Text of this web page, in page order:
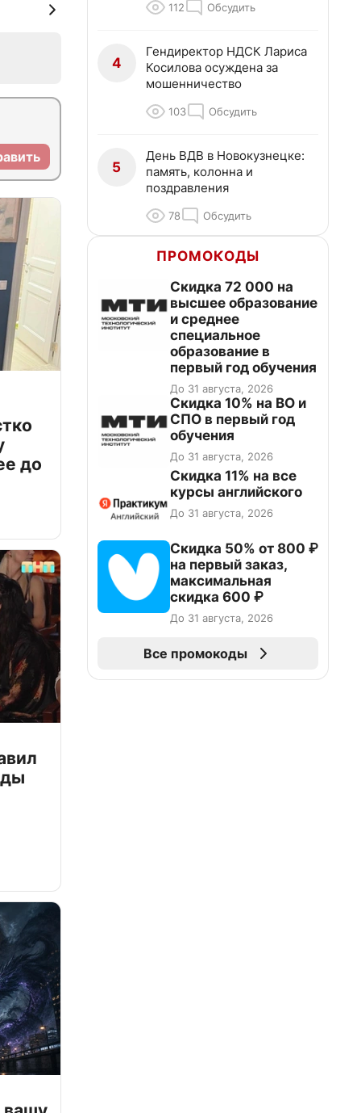
до
112 Обсудить
4
Гендиректор НДСК Лариса
Косилова осуждена за
мошенничество
103 Обсудить
5
День ВДВ в Новокузнецке:
память, колонна и
поздравления
78 Обсудить
ПРОМОКОДЫ
Скидка 72 000 на
высшее образование
и среднее
специальное
образование в
первый год обучения
До 31 августа, 2026
Скидка 10% на ВО и
СПО в первый год
обучения
До 31 августа, 2026
Скидка 11% на все
курсы английского
До 31 августа, 2026
Скидка 50% от 800 ₽
на первый заказ,
максимальная
скидка 600 ₽
До 31 августа, 2026
Все промокоды